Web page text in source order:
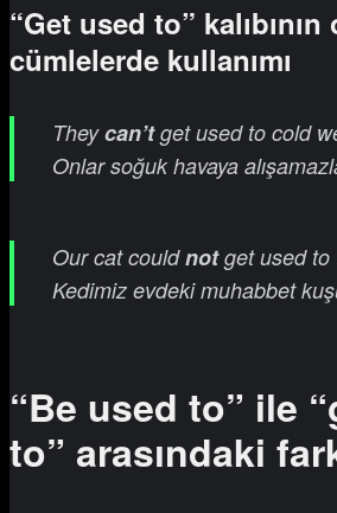
“Get used to”
cümlelerde kullanımı
Theycan’tget used to cold
Onlar soğuk havaya
Our cat couldnotget used to
Kedimiz evdeki muhabbet
“Be used to” ile
to” arasındaki